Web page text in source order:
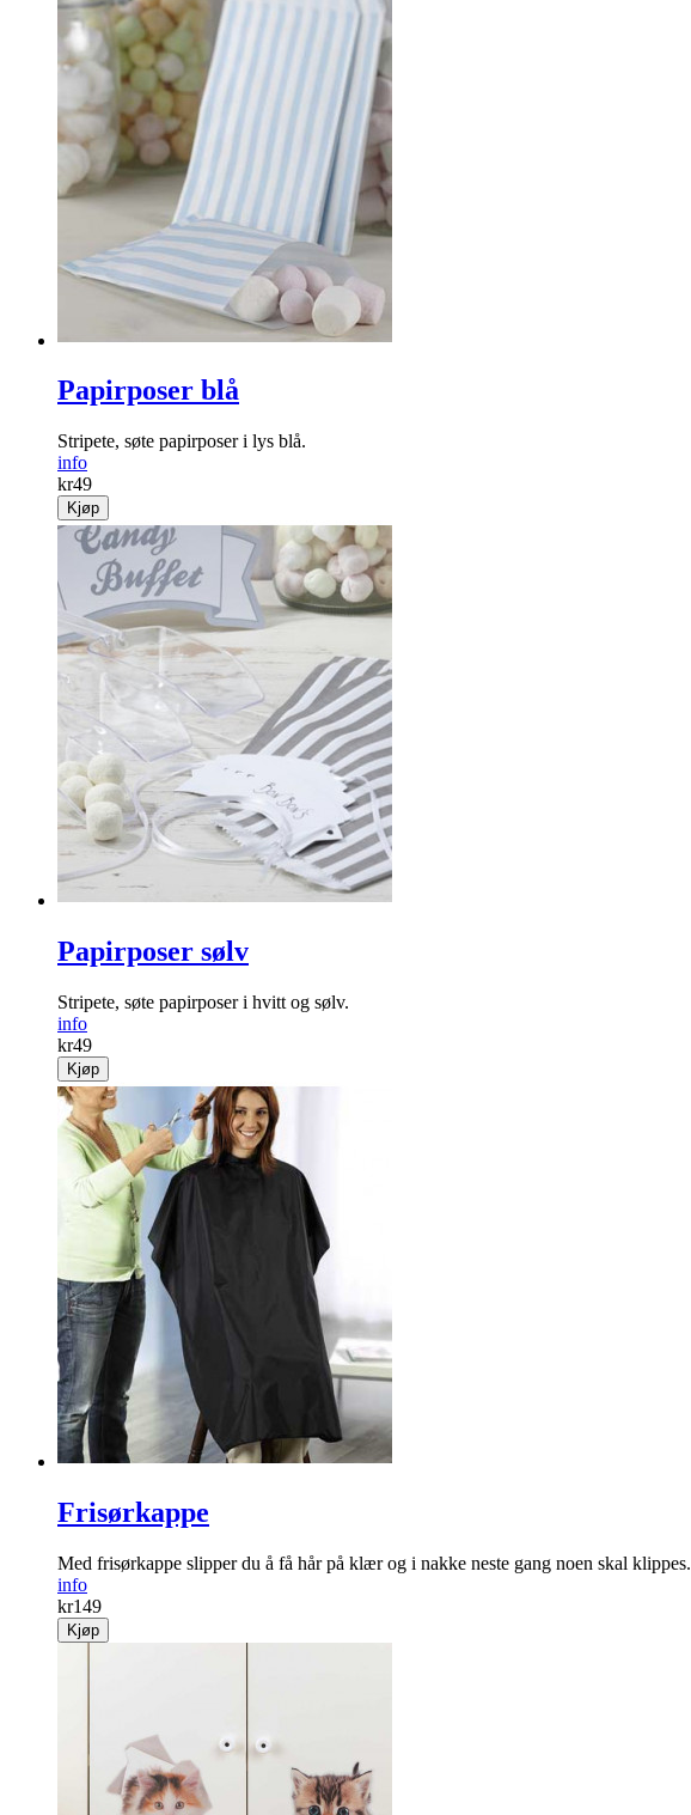
Papirposer blå
Stripete, søte papirposer i lys blå.
info
kr49
Kjøp
Papirposer sølv
Stripete, søte papirposer i hvitt og sølv.
info
kr49
Kjøp
Frisørkappe
Med frisørkappe slipper du å få hår på klær og i nakke neste gang noen skal klippes.
info
kr149
Kjøp